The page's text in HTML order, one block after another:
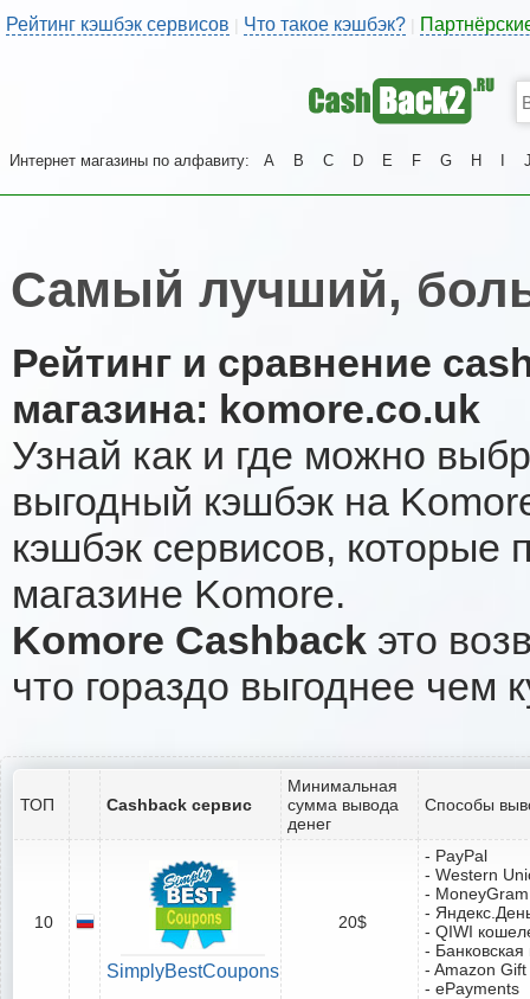
Рейтинг кэшбэк сервисов | Что такое кэшбэк?
Интернет магазины по алфавиту: A B C D E F G H
Самый лучший,
Рейтинг и сравнение
магазина: komore.co.uk
Узнай как и где можно
выгодный кэшбэк на
кэшбэк сервисов, которые
магазине Komore.
Komore Cashback это
что гораздо выгоднее чем
ТОП Cashback сервис
Минимальная
сумма вывода
денег
Способы
10
SimplyBestCoupons
20$
- PayPal
- Western
- MoneyGram
-
- QIWI
-
- Amazon
- ePayments